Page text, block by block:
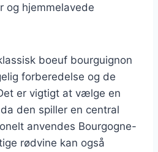
og hjemmelavede
boeuf bourguignon
forberedelse og de
er vigtigt at vælge en
den spiller en central
anvendes Bourgogne-
rødvine kan også